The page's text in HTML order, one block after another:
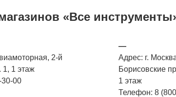
2-й
1, 1 этаж
00
—
Адрес: г.
Борисовские
1 этаж
Телефон: 8
«Все